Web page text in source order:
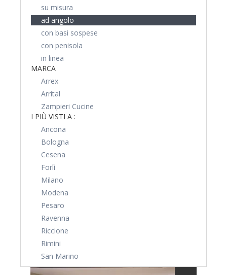
su misura
ad angolo
con basi sospese
con penisola
in linea
MARCA
Arrex
Arrital
Zampieri Cucine
I PIÙ VISTI A :
Ancona
Bologna
Cesena
Forlì
Milano
Modena
Pesaro
Ravenna
Riccione
Rimini
San Marino